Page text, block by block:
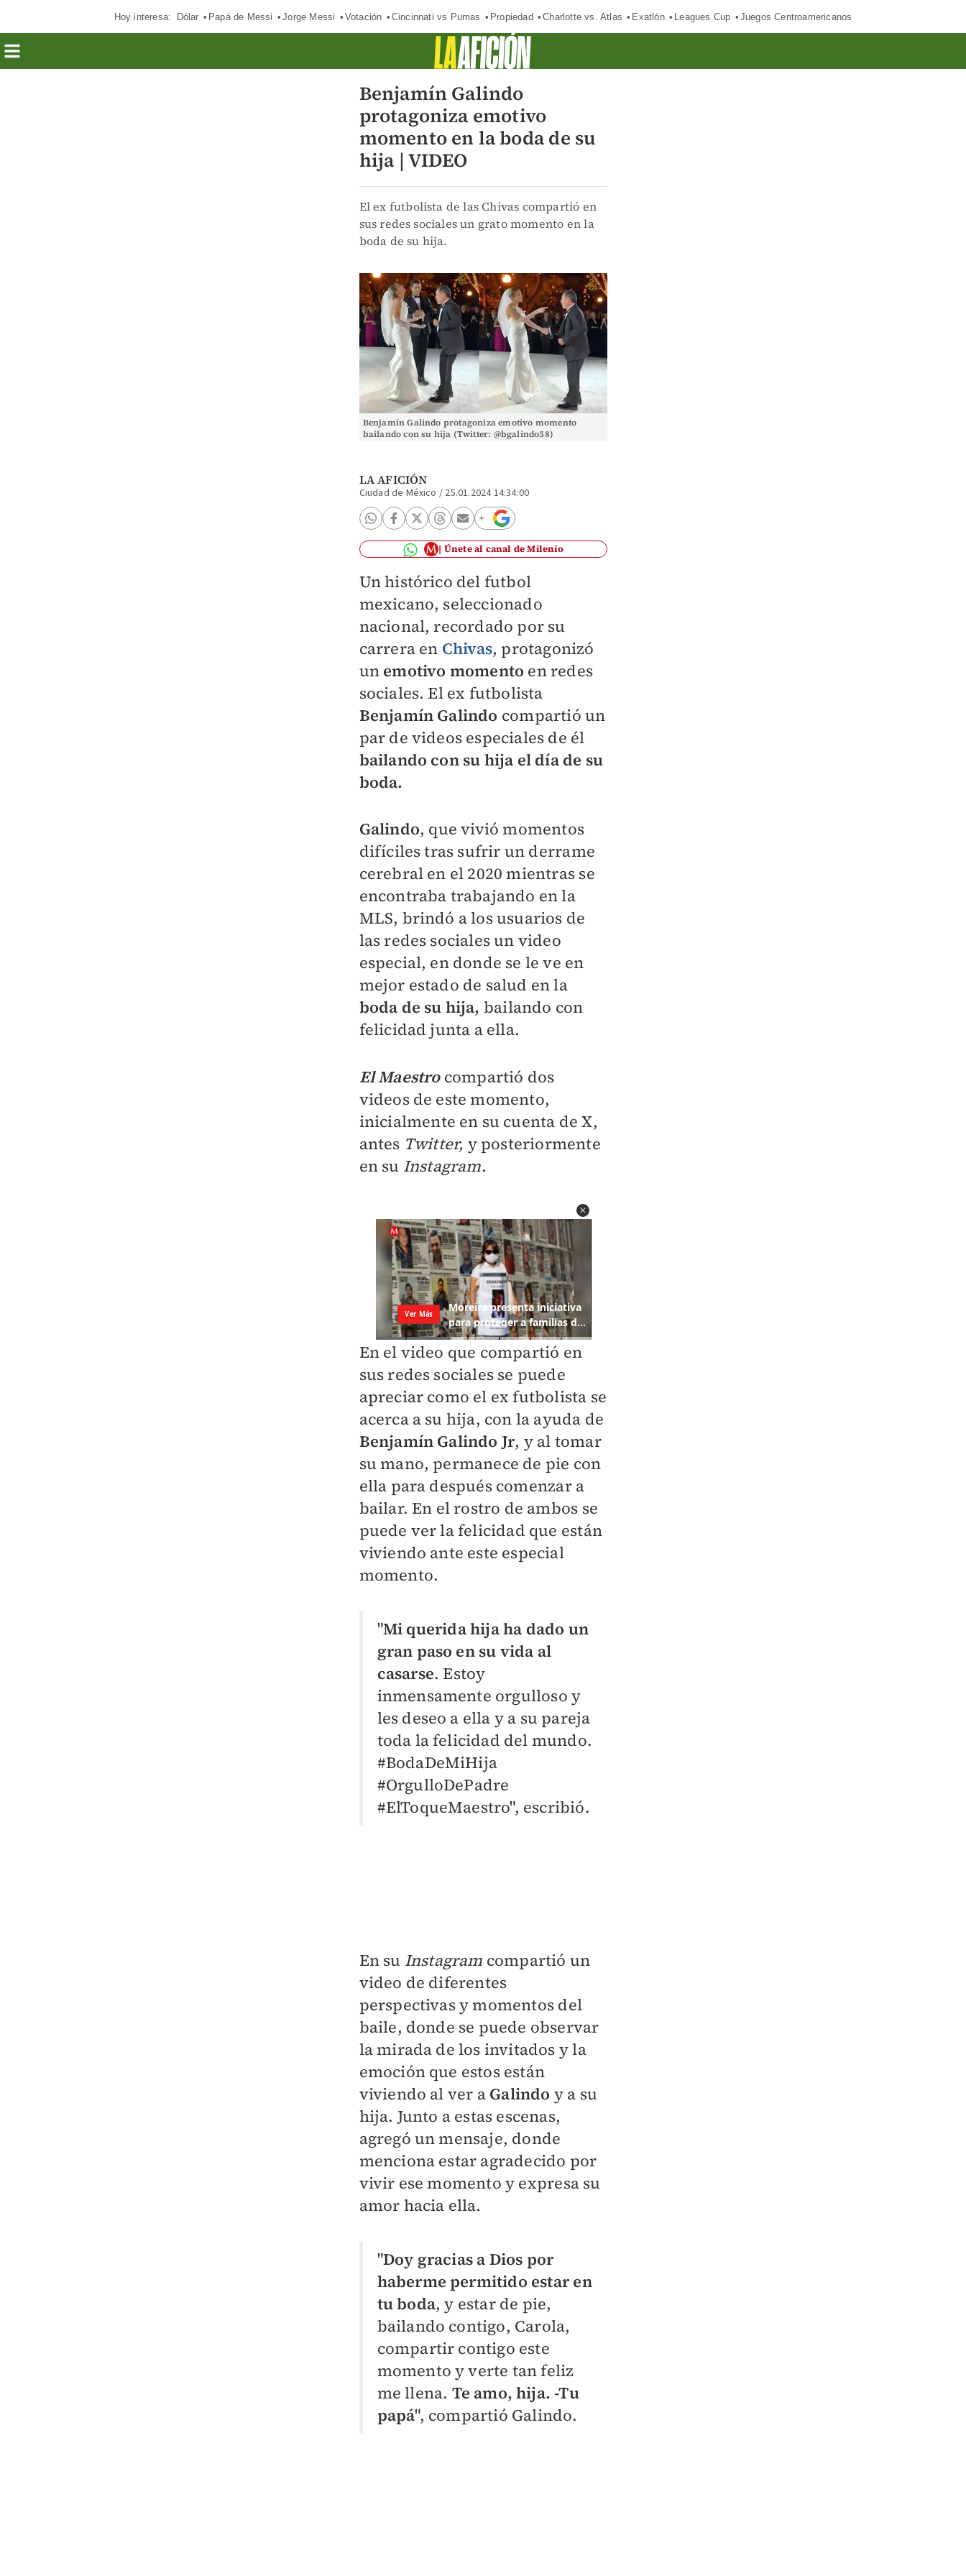
Hoy interesa: Dólar Papá de Messi Jorge Messi Votación Cincinnati vs Pumas Propiedad Charlotte vs. Atlas Exatlón Leagues Cup Juegos Centroamericanos
Benjamín Galindo
protagoniza emotivo
momento en la boda de su
hija | VIDEO
El ex futbolista de las Chivas compartió en
sus redes sociales un grato momento en la
boda de su hija.
Benjamín Galindo protagoniza emotivo momento
bailando con su hija (Twitter: @bgalindo58)
LA AFICIÓN
Ciudad de México / 25.01.2024 14:34:00
Únete al canal de Milenio
Un histórico del futbol
mexicano, seleccionado
nacional, recordado por su
carrera en Chivas, protagonizó
un emotivo momento en redes
sociales. El ex futbolista
Benjamín Galindo compartió un
par de videos especiales de él
bailando con su hija el día de su
boda.
Galindo, que vivió momentos
difíciles tras sufrir un derrame
cerebral en el 2020 mientras se
encontraba trabajando en la
MLS, brindó a los usuarios de
las redes sociales un video
especial, en donde se le ve en
mejor estado de salud en la
boda de su hija, bailando con
felicidad junta a ella.
El Maestrocompartió dos
videos de este momento,
inicialmente en su cuenta de X,
antes Twitter, y posteriormente
en su Instagram.
En el video que compartió en
sus redes sociales se puede
apreciar como el ex futbolista se
acerca a su hija, con la ayuda de
Benjamín Galindo Jr, y al tomar
su mano, permanece de pie con
ella para después comenzar a
bailar. En el rostro de ambos se
puede ver la felicidad que están
viviendo ante este especial
momento.
"Mi querida hija ha dado un
gran paso en su vida al
casarse. Estoy
inmensamente orgulloso y
les deseo a ella y a su pareja
toda la felicidad del mundo.
#BodaDeMiHija
#OrgulloDePadre
#ElToqueMaestro", escribió.
En su Instagram compartió un
video de diferentes
perspectivas y momentos del
baile, donde se puede observar
la mirada de los invitados y la
emoción que estos están
viviendo al ver a Galindo y a su
hija. Junto a estas escenas,
agregó un mensaje, donde
menciona estar agradecido por
vivir ese momento y expresa su
amor hacia ella.
"Doy gracias a Dios por
haberme permitido estar en
tu boda, y estar de pie,
bailando contigo, Carola,
compartir contigo este
momento y verte tan feliz
me llena. Te amo, hija. -Tu
papá", compartió Galindo.